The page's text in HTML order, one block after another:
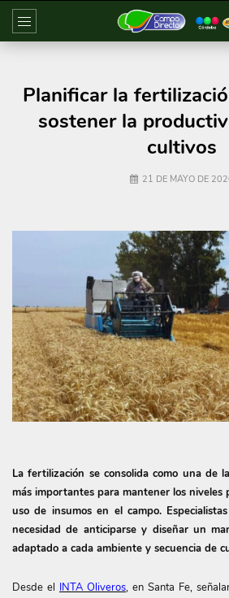
Planificar la
sostener la
cultivos
21 DE MAYO DE
La fertilización se consolida como una de
más importantes para mantener los
uso de insumos en el campo.
necesidad de anticiparse y diseñar un
adaptado a cada ambiente y secuencia de
Desde el INTA Oliveros, en Santa Fe,